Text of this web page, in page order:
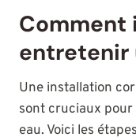
Comment
entretenir
Une installation
sont cruciaux
eau. Voici les